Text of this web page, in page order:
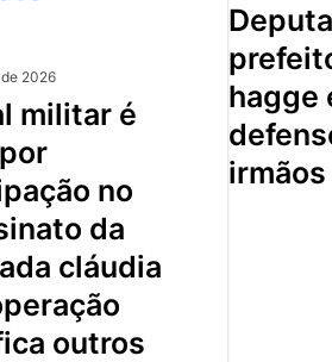
2026
no
da
cláudia
outros
deputado do
hagge